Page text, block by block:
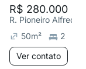
R$ 280.000
50m² 2
Ver contato